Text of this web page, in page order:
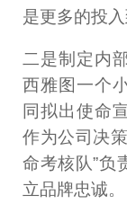
是更多的投
二是制定内
西雅图一个
同拟出使命
作为公司决
命考核队”负
立品牌忠诚。